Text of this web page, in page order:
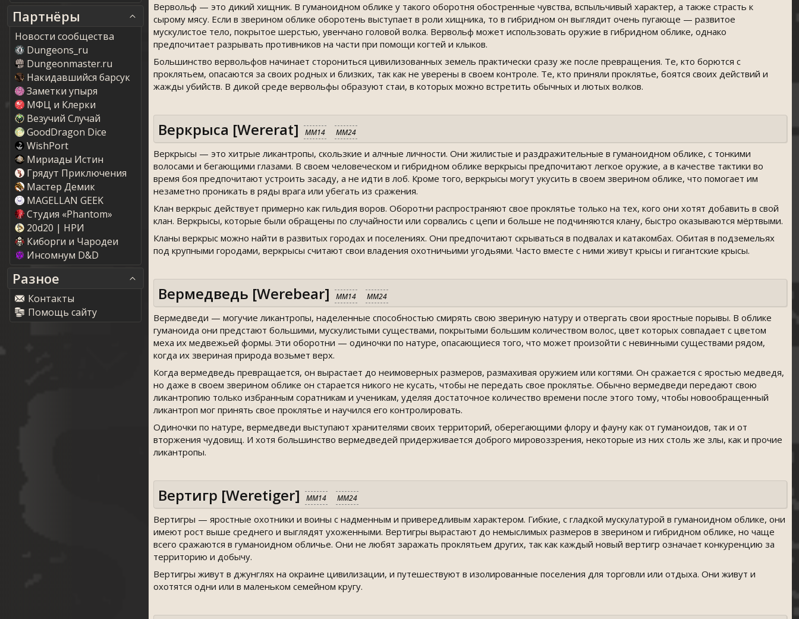
Партнёры
Новости сообщества
Dungeons_ru
Dungeonmaster.ru
Накидавшийся барсук
Заметки упыря
МФЦ и Клерки
Везучий Случай
GoodDragon Dice
WishPort
Мириады Истин
Грядут Приключения
Мастер Демик
MAGELLAN GEEK
Студия «Phantom»
20d20 | НРИ
Киборги и Чародеи
Инсомнум D&D
Разное
Контакты
Помощь сайту
Вервольф — это дикий хищник. В гуманоидном облике у такого оборотня обостренные чувства, вспыльчивый характер, а также страсть к
сырому мясу. Если в зверином облике оборотень выступает в роли хищника, то в гибридном он выглядит очень пугающе — развитое
мускулистое тело, покрытое шерстью, увенчано головой волка. Вервольф может использовать оружие в гибридном облике, однако
предпочитает разрывать противников на части при помощи когтей и клыков.
Большинство вервольфов начинает сторониться цивилизованных земель практически сразу же после превращения. Те, кто борются с
проклятьем, опасаются за своих родных и близких, так как не уверены в своем контроле. Те, кто приняли проклятье, боятся своих действий и
жажды убийств. В дикой среде вервольфы образуют стаи, в которых можно встретить обычных и лютых волков.
Веркрыса [Wererat] MM14 MM24
Веркрысы — это хитрые ликантропы, скользкие и алчные личности. Они жилистые и раздражительные в гуманоидном облике, с тонкими
волосами и бегающими глазами. В своем человеческом и гибридном облике веркрысы предпочитают легкое оружие, а в качестве тактики во
время боя предпочитают устроить засаду, а не идти в лоб. Кроме того, веркрысы могут укусить в своем зверином облике, что помогает им
незаметно проникать в ряды врага или убегать из сражения.
Клан веркрыс действует примерно как гильдия воров. Оборотни распространяют свое проклятье только на тех, кого они хотят добавить в свой
клан. Веркрысы, которые были обращены по случайности или сорвались с цепи и больше не подчиняются клану, быстро оказываются мёртвыми.
Кланы веркрыс можно найти в развитых городах и поселениях. Они предпочитают скрываться в подвалах и катакомбах. Обитая в подземельях
под крупными городами, веркрысы считают свои владения охотничьими угодьями. Часто вместе с ними живут крысы и гигантские крысы.
Вермедведь [Werebear] MM14 MM24
Вермедведи — могучие ликантропы, наделенные способностью смирять свою звериную натуру и отвергать свои яростные порывы. В облике
гуманоида они предстают большими, мускулистыми существами, покрытыми большим количеством волос, цвет которых совпадает с цветом
меха их медвежьей формы. Эти оборотни — одиночки по натуре, опасающиеся того, что может произойти с невинными существами рядом,
когда их звериная природа возьмет верх.
Когда вермедведь превращается, он вырастает до неимоверных размеров, размахивая оружием или когтями. Он сражается с яростью медведя,
но даже в своем зверином облике он старается никого не кусать, чтобы не передать свое проклятье. Обычно вермедведи передают свою
ликантропию только избранным соратникам и ученикам, уделяя достаточное количество времени после этого тому, чтобы новообращенный
ликантроп мог принять свое проклятье и научился его контролировать.
Одиночки по натуре, вермедведи выступают хранителями своих территорий, оберегающими флору и фауну как от гуманоидов, так и от
вторжения чудовищ. И хотя большинство вермедведей придерживается доброго мировоззрения, некоторые из них столь же злы, как и прочие
ликантропы.
Вертигр [Weretiger] MM14 MM24
Вертигры — яростные охотники и воины с надменным и привередливым характером. Гибкие, с гладкой мускулатурой в гуманоидном облике, они
имеют рост выше среднего и выглядят ухоженными. Вертигры вырастают до немыслимых размеров в зверином и гибридном облике, но чаще
всего сражаются в гуманоидном обличье. Они не любят заражать проклятьем других, так как каждый новый вертигр означает конкуренцию за
территорию и добычу.
Вертигры живут в джунглях на окраине цивилизации, и путешествуют в изолированные поселения для торговли или отдыха. Они живут и
охотятся одни или в маленьком семейном кругу.